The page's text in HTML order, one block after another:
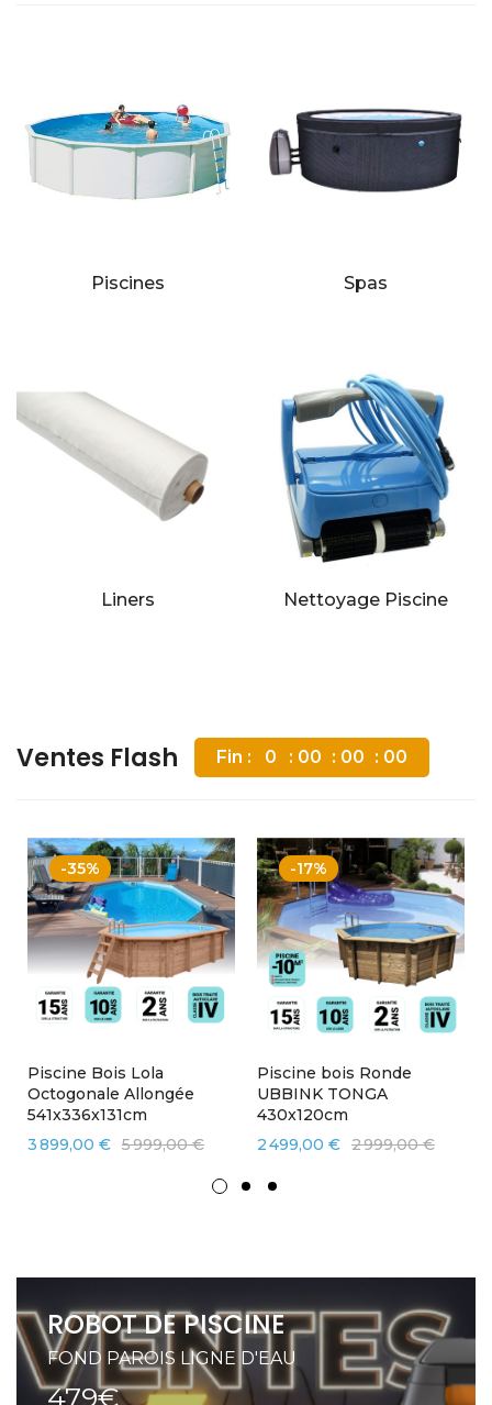
Piscines Spas
Liners Nettoyage Piscine
Ventes Flash Fin : 0 00 00 00
-35%
Piscine Bois Lola
Octogonale Allongée
541x336x131cm
3 899,00 € 5 999,00 €
-17%
Piscine bois Ronde
UBBINK TONGA
430x120cm
2 499,00 € 2 999,00 €
ROBOT DE PISCINE
FOND PAROIS LIGNE D'EAU
479€